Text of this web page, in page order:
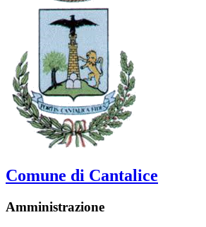
Comune di Cantalice
Amministrazione